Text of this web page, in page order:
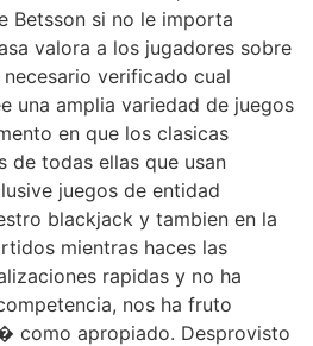
Betsson si no le importa
valora a los jugadores sobre
verificado cual
una amplia variedad de juegos
en que los clasicas
de todas ellas que usan
juegos de entidad
blackjack y tambien en la
mientras haces las
rapidas y no ha
nos ha fruto
como apropiado. Desprovisto